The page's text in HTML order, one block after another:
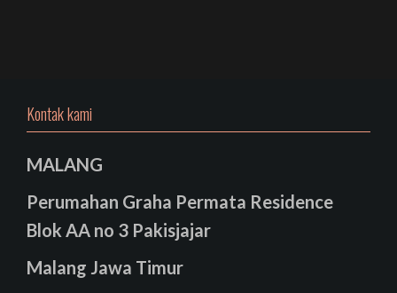
Kontak kami
MALANG
Perumahan Graha Permata Residence
Blok AA no 3 Pakisjajar
Malang Jawa Timur